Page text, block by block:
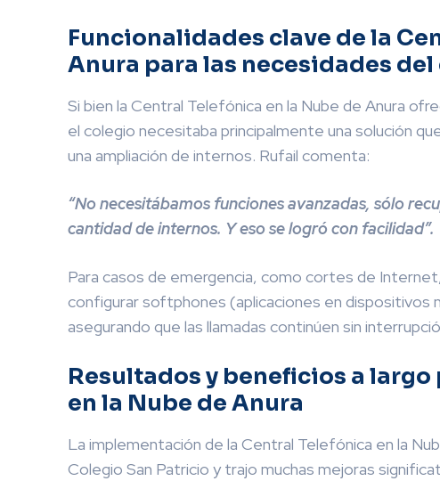
Funcionalidades clave de la
Anura para las necesidades
Si bien la Central Telefónica en la Nube de Anura
el colegio necesitaba principalmente una solución
una ampliación de internos. Rufail comenta:
“No necesitábamos funciones avanzadas, sólo
cantidad de internos. Y eso se logró con facilidad”.
Para casos de emergencia, como cortes de
configurar softphones (aplicaciones en
asegurando que las llamadas continúen sin
Resultados y beneficios a
en la Nube de Anura
La implementación de la Central Telefónica en la
Colegio San Patricio y trajo muchas mejoras